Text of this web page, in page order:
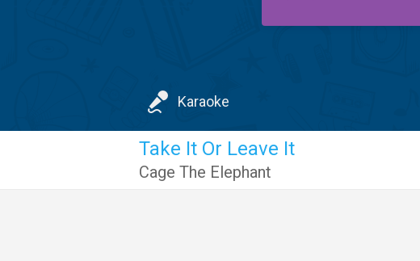
Karaoke
Take It Or Leave It
Cage The Elephant